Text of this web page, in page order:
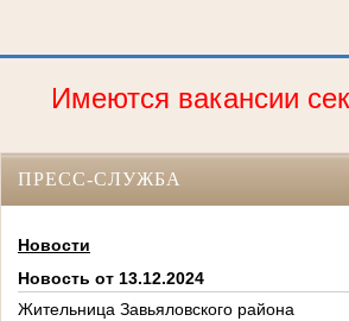
Имеются вакансии
ПРЕСС-СЛУЖБА
Новости
Новость от 13.12.2024
Жительница Завьяловского района